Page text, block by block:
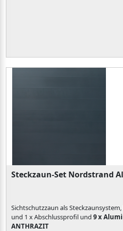
Steckzaun-Set Nordstrand
Sichtschutzzaun als
und 1 x Abschlussprofil und 9 x
ANTHRAZIT